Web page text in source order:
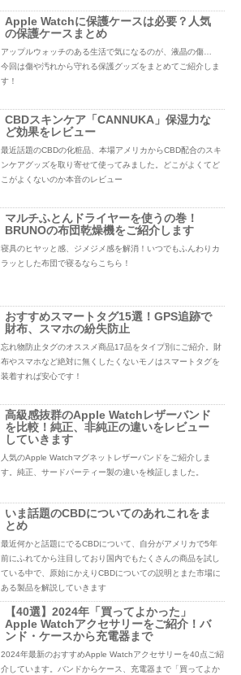
Apple Watchに保護ケースは必要？人気
の保護ケースまとめ
アップルウォッチのある生活で気になるのが、液晶の傷…
今回は傷や汚れから守れる保護グッズをまとめてご紹介しま
す！
CBDスキンケア「CANNUKA」保湿力な
ど効果をレビュー
最近話題のCBDの化粧品、本場アメリカからCBD配合のスキ
ンケアグッズを取り寄せて使ってみました。どこがよくてど
こがよくないのか本音のレビュー
マルチふとんドライヤーを使うの巻！
BRUNOの布団乾燥機をご紹介します
寝具のヒヤッと感、ジメジメ感を解消！いつでもふんわりカ
ラッとした布団で寝るならこちら！
おすすめスマートタグ15選！GPS追跡で
財布、スマホの紛失防止
忘れ物防止タグのオススメ商品17品をタイプ別にご紹介。財
布やスマホなど絶対に無くしたくないモノはスマートタグを
装着すれば安心です！
高級感抜群のApple Watchレザーバンド
を比較！純正、非純正の違いをレビュー
していきます
人気のApple Watchマグネットレザーバンドをご紹介しま
す。純正、サードパーティー製の違いを検証しました。
いま話題のCBDについてのあれこれをま
とめ
最近何かと話題にでるCBDについて、自分がアメリカで5年
前にふれてから注目しており国内でもたくさんの商品を試し
ている中で、原始にかえりCBDについての説明とまた市場に
ある製品を解説していきます
【40選】2024年「買ってよかった」
Apple Watchアクセサリーをご紹介！バ
ンド・ケースから充電器まで
2024年最新のおすすめApple Watchアクセサリーを40点ご紹
介しています。バンドからケース、充電器まで「買ってよか